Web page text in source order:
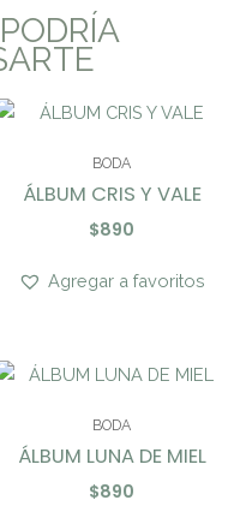
BODA
ÁLBUM CRIS Y VALE
$890
Agregar a favoritos
BODA
ÁLBUM LUNA DE MIEL
$890